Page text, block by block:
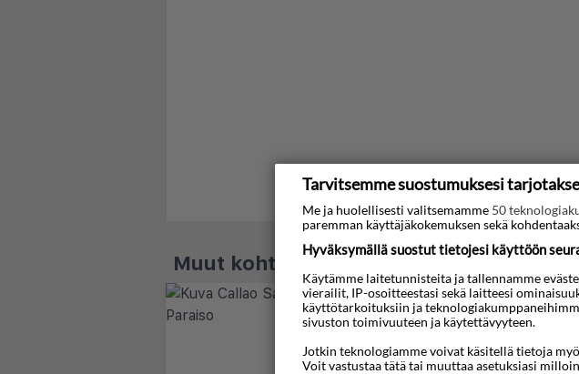
Muut kohteet - Teneriffa
Tarvitsemme suostumuksesi
Me ja huolellisesti valitsemamme 50
paremman käyttäjäkokemuksen sekä
Hyväksymällä suostut tietojesi käyttöön
Käytämme laitetunnisteita ja tallennamme
vierailit, IP-osoitteestasi sekä laitteesi
käyttötarkoituksiin ja
sivuston toimivuuteen ja käytettävyyteen.
Jotkin teknologiamme voivat käsitellä tietoja
Voit vastustaa tätä tai muuttaa asetuksiasi